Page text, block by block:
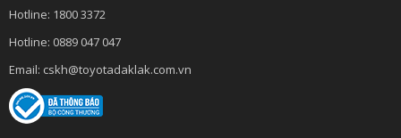
Hotline: 1800 3372
Hotline: 0889 047 047
Email: cskh@toyotadaklak.com.vn